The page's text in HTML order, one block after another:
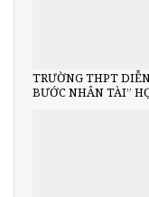
TRƯỜNG THPT
BƯỚC NHÂN TÀI”